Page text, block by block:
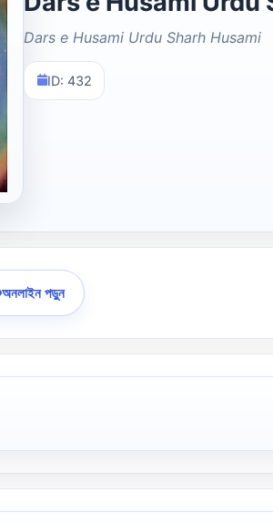
Dars e Husami Urdu Sharh Husami
ID: 432
অনলাইন পড়ুন